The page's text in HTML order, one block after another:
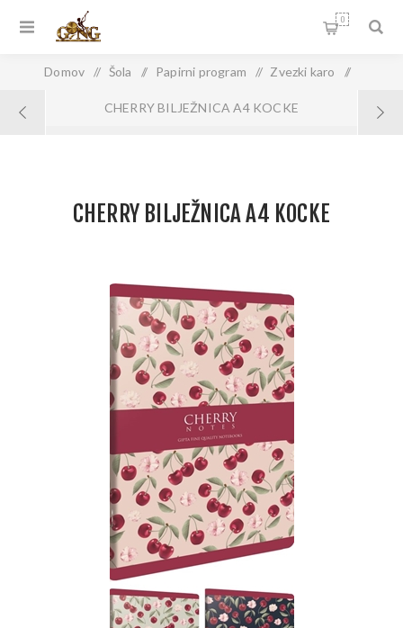
0
Domov / Šola / Papirni program / Zvezki karo /
CHERRY BILJEŽNICA A4 KOCKE
CHERRY BILJEŽNICA A4 KOCKE